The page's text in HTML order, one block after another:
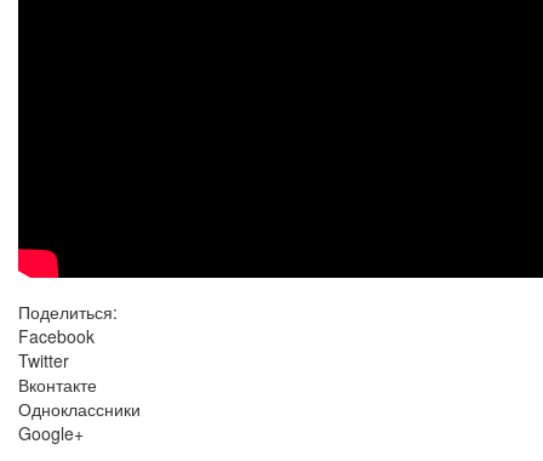
Поделиться:
Facebook
Twitter
Вконтакте
Одноклассники
Google+